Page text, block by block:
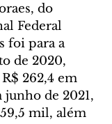
do
Federal
foi para a
de 2020,
262,4 em
junho de 2021,
mil, além